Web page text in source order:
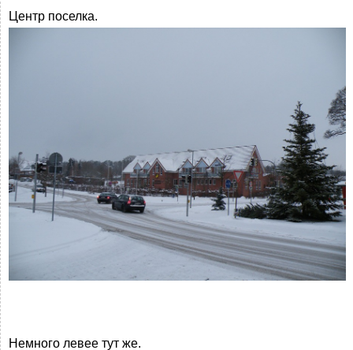
Центр поселка.
Немного левее тут же.